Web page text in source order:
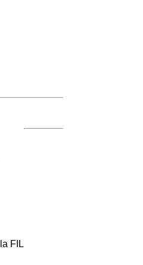
FIL